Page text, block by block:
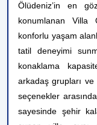
Ölüdeniz’in en
konumlanan Villa
konforlu yaşam
tatil deneyimi
konaklama
arkadaş grupları
seçenekler
sayesinde şehir